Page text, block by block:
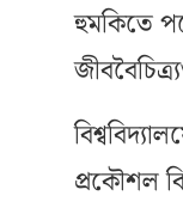
হুমকিতে
প্রকৌশল